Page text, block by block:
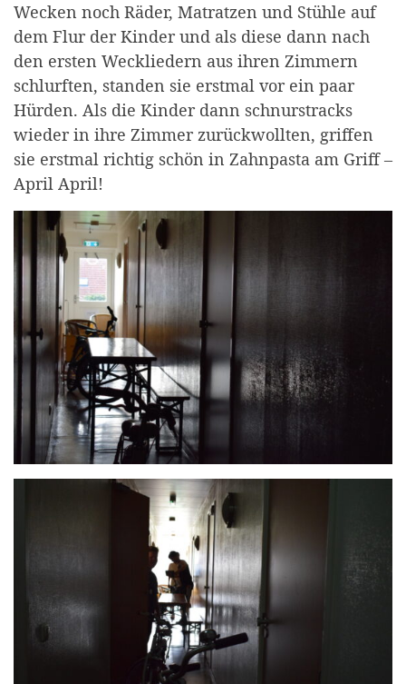
Wecken noch Räder, Matratzen und Stühle auf
dem Flur der Kinder und als diese dann nach
den ersten Weckliedern aus ihren Zimmern
schlurften, standen sie erstmal vor ein paar
Hürden. Als die Kinder dann schnurstracks
wieder in ihre Zimmer zurückwollten, griffen
sie erstmal richtig schön in Zahnpasta am Griff –
April April!